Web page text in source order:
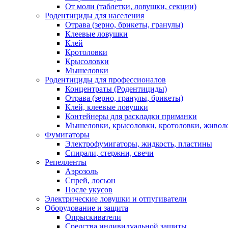
От моли (таблетки, ловушки, секции)
Родентициды для населения
Отрава (зерно, брикеты, гранулы)
Клеевые ловушки
Клей
Кротоловки
Крысоловки
Мышеловки
Родентициды для профессионалов
Концентраты (Родентициды)
Отрава (зерно, гранулы, брикеты)
Клей, клеевые ловушки
Контейнеры для раскладки приманки
Мышеловки, крысоловки, кротоловки,
Фумигаторы
Электрофумигаторы, жидкость, пластины
Спирали, стержни, свечи
Репелленты
Аэрозоль
Спрей, лосьон
После укусов
Электрические ловушки и отпугиватели
Оборудование и защита
Опрыскиватели
Средства индивидуальной защиты